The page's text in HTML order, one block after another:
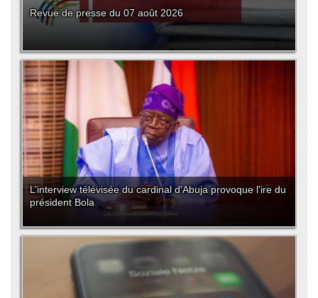
Revue de presse du 07 août 2026
L’interview télévisée du cardinal d'Abuja provoque l'ire du
président Bola